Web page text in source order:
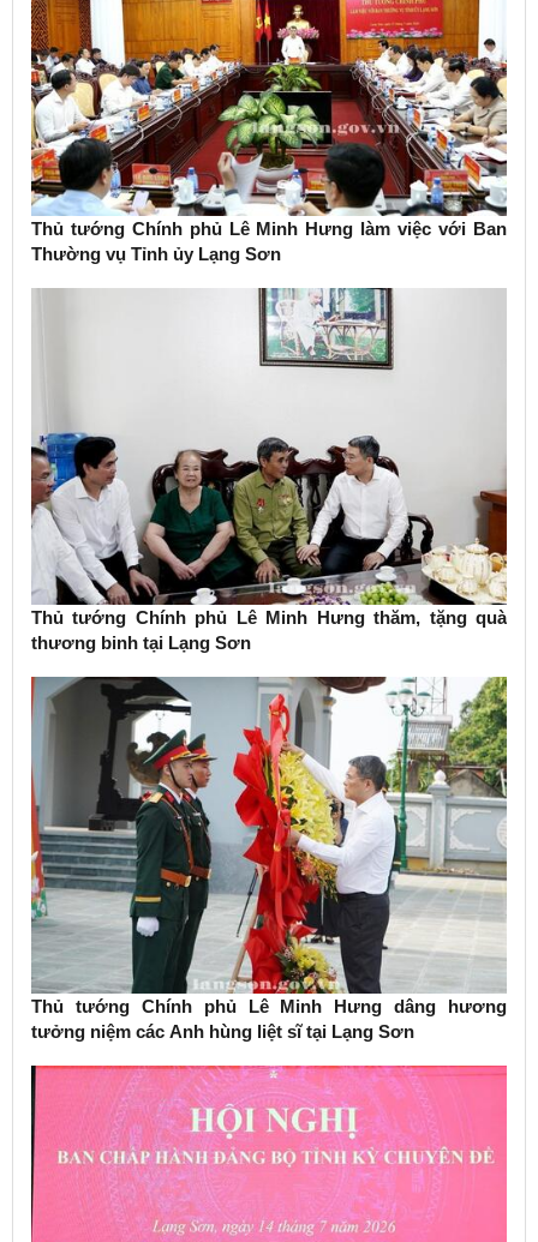
Thủ tướng Chính phủ Lê Minh Hưng làm việc với Ban
Thường vụ Tỉnh ủy Lạng Sơn
Thủ tướng Chính phủ Lê Minh Hưng thăm, tặng quà
thương binh tại Lạng Sơn
Thủ tướng Chính phủ Lê Minh Hưng dâng hương
tưởng niệm các Anh hùng liệt sĩ tại Lạng Sơn